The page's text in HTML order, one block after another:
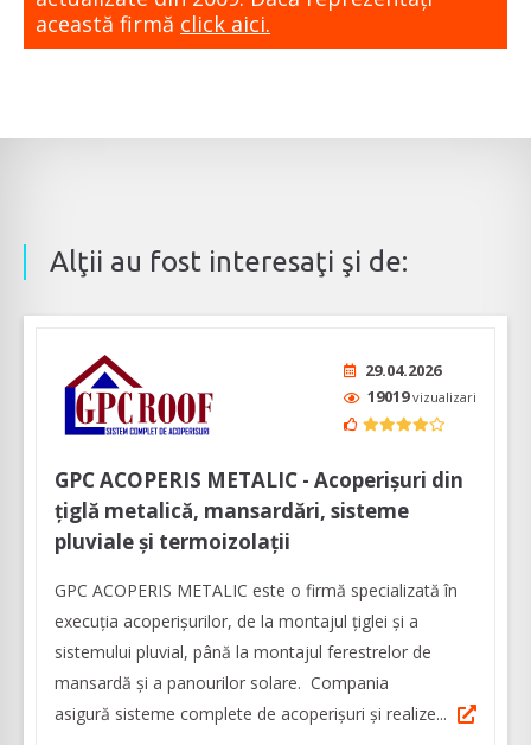
această firmă click aici.
Alţii au fost interesaţi şi de:
29.04.2026
19019vizualizari
GPC ACOPERIS METALIC - Acoperișuri din
țiglă metalică, mansardări, sisteme
pluviale și termoizolații
GPC ACOPERIS METALIC este o firmă specializată în
execuția acoperișurilor, de la montajul țiglei și a
sistemului pluvial, până la montajul ferestrelor de
mansardă și a panourilor solare. Compania
asigură sisteme complete de acoperișuri și realize...